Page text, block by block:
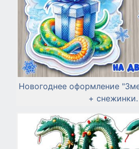
Новогоднее оформление
+ снежинки.